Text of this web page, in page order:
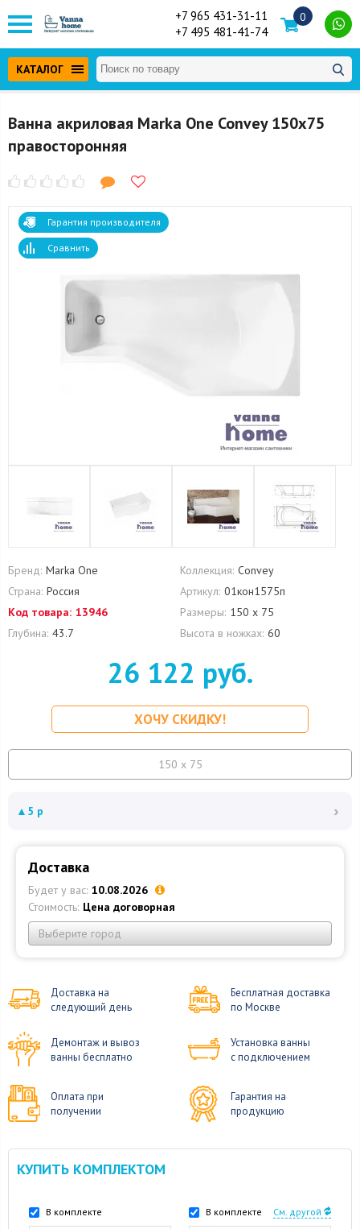
+7 965 431-31-11
+7 495 481-41-74
0
КАТАЛОГ
Ванна акриловая Marka One Convey 150x75
правосторонняя
Гарантия производителя
Сравнить
Бренд: Marka One Коллекция: Convey
Страна: Россия Артикул: 01кон1575п
Код товара: 13946 Размеры: 150 х 75
Глубина: 43.7 Высота в ножках: 60
26 122 руб.
ХОЧУ СКИДКУ!
150 x 75
▲ 5 р ›
Доставка
Будет у вас: 10.08.2026
Стоимость: Цена договорная
Выберите город
Доставка на
следующий день
Бесплатная доставка
по Москве
Демонтаж и вывоз
ванны бесплатно
Установка ванны
с подключением
Оплата при
получении
Гарантия на
продукцию
КУПИТЬ КОМПЛЕКТОМ
В комплекте В комплекте См. другой